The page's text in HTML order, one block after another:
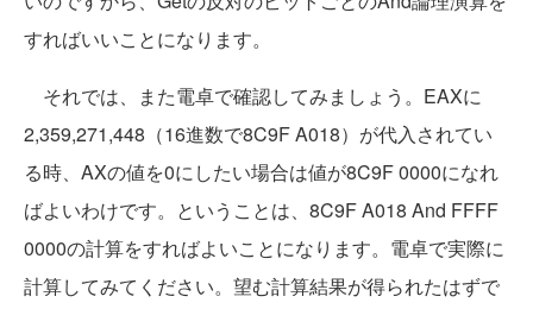
すればいいことになります。
それでは、また電卓で確認してみましょう。EAXに
2,359,271,448（16進数で8C9F A018）が代入されてい
る時、AXの値を0にしたい場合は値が8C9F 0000になれ
ばよいわけです。ということは、8C9F A018 And FFFF
0000の計算をすればよいことになります。電卓で実際に
計算してみてください。望む計算結果が得られたはずで